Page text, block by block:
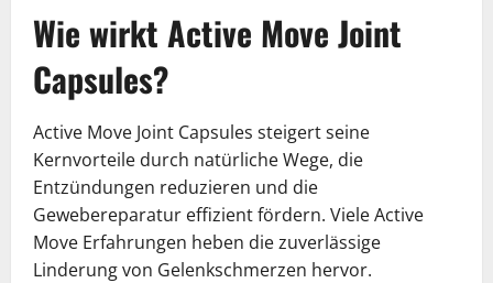
Wie wirkt Active Move Joint
Capsules?
Active Move Joint Capsules steigert seine
Kernvorteile durch natürliche Wege, die
Entzündungen reduzieren und die
Gewebereparatur effizient fördern. Viele Active
Move Erfahrungen heben die zuverlässige
Linderung von Gelenkschmerzen hervor.